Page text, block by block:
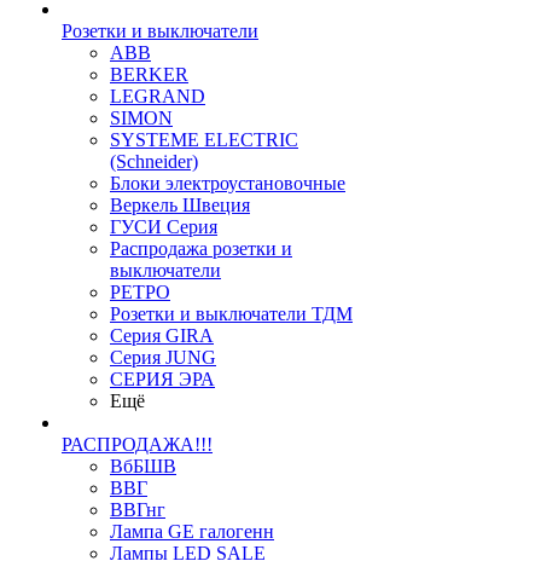
Розетки и выключатели
ABB
BERKER
LEGRAND
SIMON
SYSTEME ELECTRIC
(Schneider)
Блоки электроустановочные
Веркель Швеция
ГУСИ Серия
Распродажа розетки и
выключатели
РЕТРО
Розетки и выключатели ТДМ
Серия GIRA
Серия JUNG
СЕРИЯ ЭРА
Ещё
РАСПРОДАЖА!!!
ВбБШВ
ВВГ
ВВГнг
Лампа GE галогенн
Лампы LED SALE